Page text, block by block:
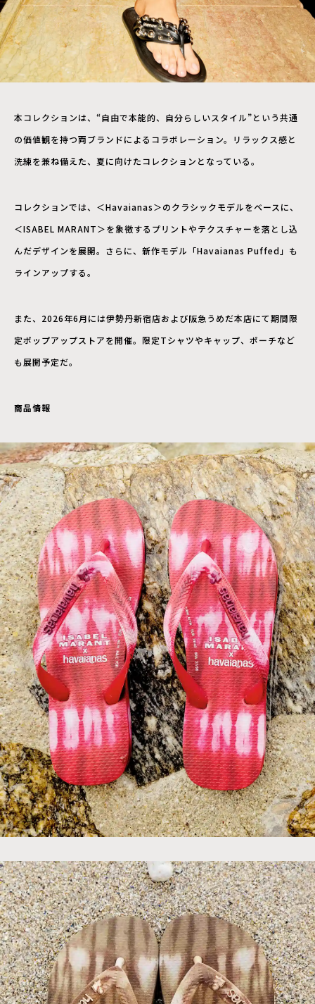
本コレクションは、“自由で本能的、自分らしいスタイル”という共通
の価値観を持つ両ブランドによるコラボレーション。リラックス感と
洗練を兼ね備えた、夏に向けたコレクションとなっている。
コレクションでは、＜Havaianas＞のクラシックモデルをベースに、
＜ISABEL MARANT＞を象徴するプリントやテクスチャーを落とし込
んだデザインを展開。さらに、新作モデル「Havaianas Puffed」も
ラインアップする。
また、2026年6月には伊勢丹新宿店および阪急うめだ本店にて期間限
定ポップアップストアを開催。限定Tシャツやキャップ、ポーチなど
も展開予定だ。
商品情報